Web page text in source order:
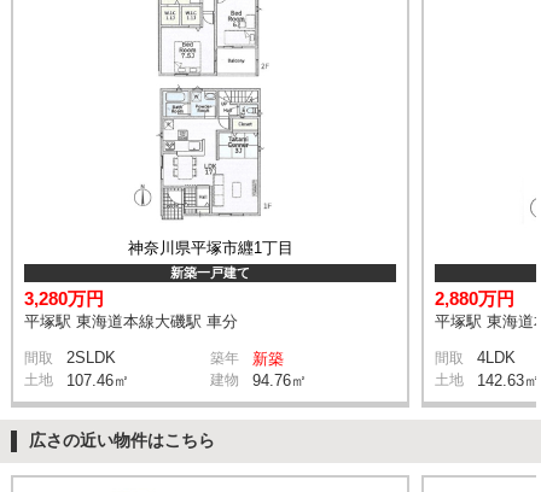
神奈川県平塚市纒1丁目
新築一戸建て
3,280万円
平塚駅 東海道本線大磯駅 車分
間取 2SLDK 築年 新築
土地 107.46㎡ 建物 94.76㎡
2,880万円
平塚駅 東海道
間取 4LDK
土地 142.63㎡
広さの近い物件はこちら